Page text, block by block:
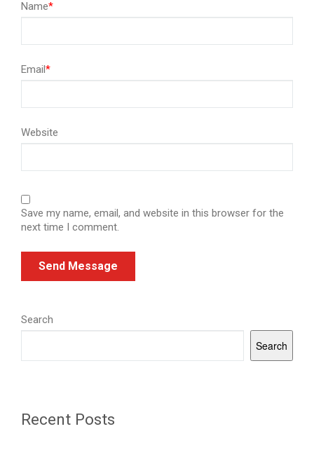
Name*
Email*
Website
Save my name, email, and website in this browser for the
next time I comment.
Search
Search
Recent Posts